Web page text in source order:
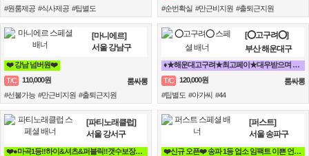
#원룸제공 #식사제공 #팁별도
#순번확실 #만근비지원 #출퇴근지원
[마니에르]
서울 강남구
❤️ 강남 넘버원❤️
T/C
110,000원
룸싸롱
#선불가능 #만근비지원 #출퇴근지원
[⭕고구려⭕]
부산 해운대구
♦️★해운대고구려★최고페이★대우받으며 일하실언니들^^♦️
T/C
120,000원
룸싸롱
#팁별도 #아가씨 #44
[파티노래클럽]
서울 강서구
❤️●마곡1등!!하이&셔츠&퍼블릭!!갯수보장●❤️
[퍼스트]
서울 송파구
❤️신규 오픈❤️ 송파 1등 업소 임팩트 이쁜 언니들 구해요^^❤️